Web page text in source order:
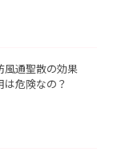
風通聖散の効果
危険なの？